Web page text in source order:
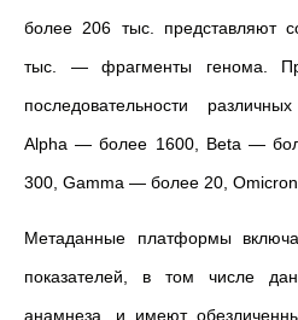
более 206 тыс. представляют
тыс. — фрагменты генома.
последовательности
Alpha — более 1600, Beta —
300, Gamma — более 20,
Метаданные платформы
показателей, в том числе
анамнеза, и имеют